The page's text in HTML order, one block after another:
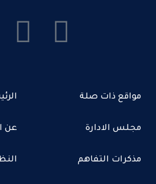
مواقع ذات صلة
مجلس الادارة عن
مذكرات التفاهم